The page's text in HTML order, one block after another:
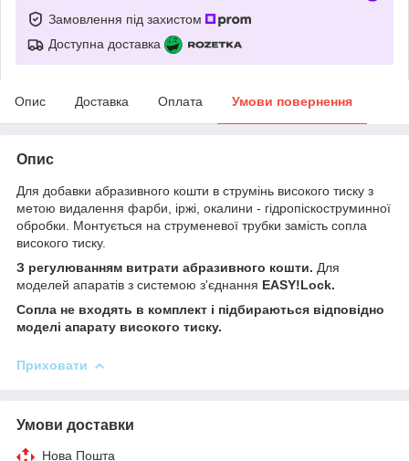
Замовлення під захистом
Доступна доставка
Опис Доставка Оплата Умови повернення
Опис
Для добавки абразивного кошти в струмінь високого тиску з
метою видалення фарби, іржі, окалини - гідропіскоструминної
обробки. Монтується на струменевої трубки замість сопла
високого тиску.
З регулюванням витрати абразивного кошти. Для
моделей апаратів з системою з'єднання EASY!Lock.
Сопла не входять в комплект і підбираються відповідно
моделі апарату високого тиску.
Приховати
Умови доставки
Нова Пошта